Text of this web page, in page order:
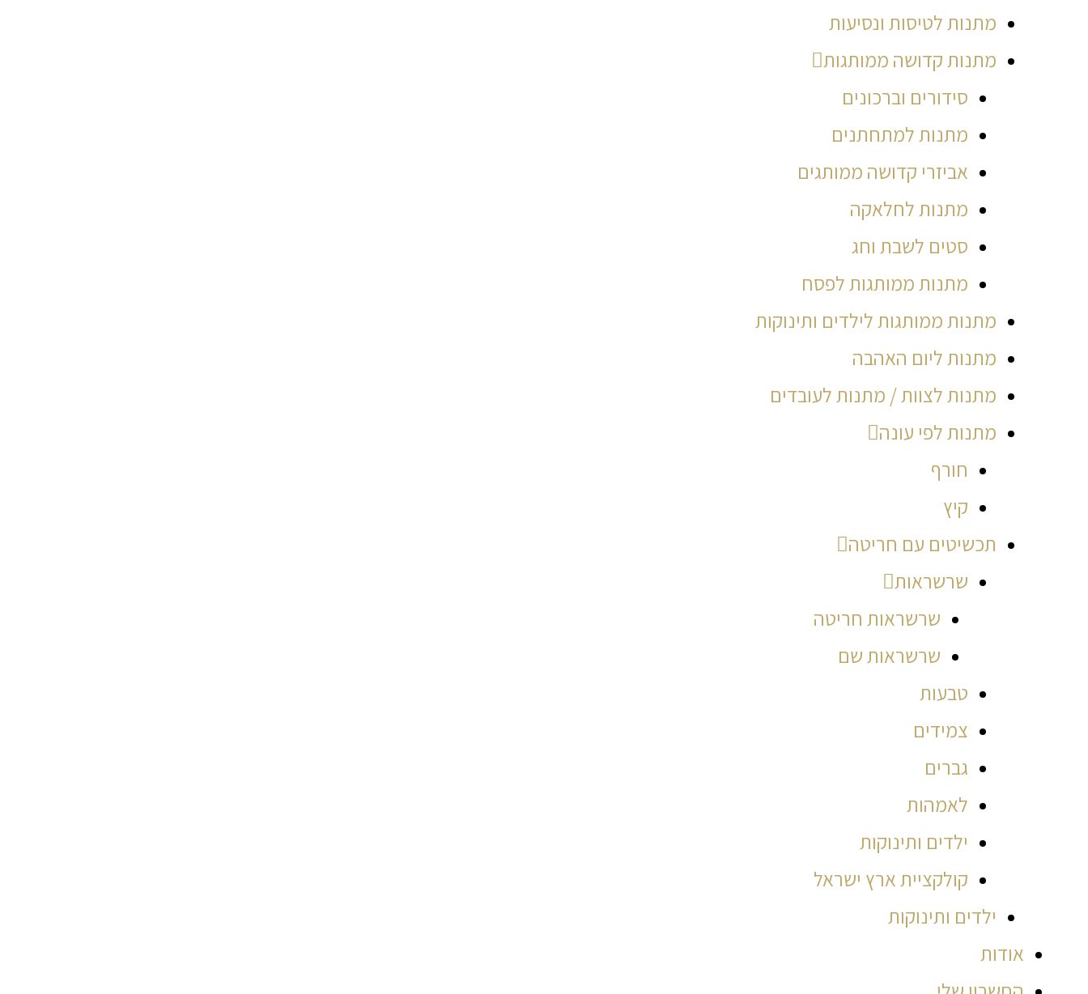
מתנות לטיסות ונסיעות
מתנות קדושה ממותגות
סידורים וברכונים
מתנות למתחתנים
אביזרי קדושה ממותגים
מתנות לחלאקה
סטים לשבת וחג
מתנות ממותגות לפסח
מתנות ממותגות לילדים ותינוקות
מתנות ליום האהבה
מתנות לצוות / מתנות לעובדים
מתנות לפי עונה
חורף
קיץ
תכשיטים עם חריטה
שרשראות
שרשראות חריטה
שרשראות שם
טבעות
צמידים
גברים
לאמהות
ילדים ותינוקות
קולקציית ארץ ישראל
ילדים ותינוקות
אודות